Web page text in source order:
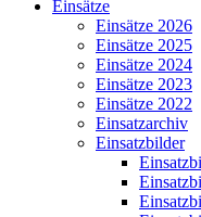
Einsätze
Einsätze 2026
Einsätze 2025
Einsätze 2024
Einsätze 2023
Einsätze 2022
Einsatzarchiv
Einsatzbilder